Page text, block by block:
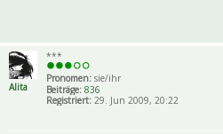
Alita
***
Pronomen:sie/ihr
Beiträge: 836
Registriert:29. Jun 2009, 20:22